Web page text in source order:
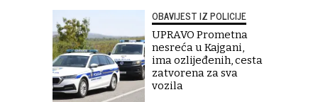
OBAVIJEST IZ POLICIJE
UPRAVO Prometna
nesreća u Kajgani,
ima ozlijeđenih, cesta
zatvorena za sva
vozila